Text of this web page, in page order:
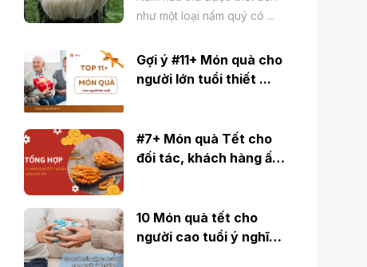
như một loại nấm quý có ...
Gợi ý #11+ Món quà cho
người lớn tuổi thiết ...
#7+ Món quà Tết cho
đối tác, khách hàng ấn
10 Món quà tết cho
người cao tuổi ý nghĩa,